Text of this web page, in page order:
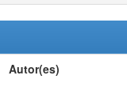
Autor(es)